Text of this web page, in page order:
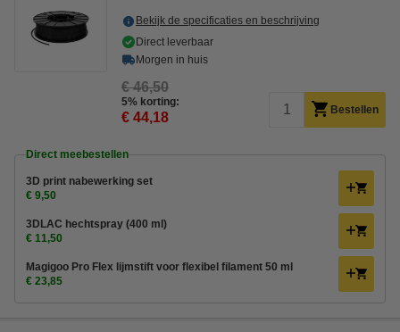
Bekijk de specificaties en beschrijving
Direct leverbaar
Morgen in huis
€ 46,50
5% korting:
€ 44,18 Bestellen
Direct meebestellen
3D print nabewerking set
€ 9,50
3DLAC hechtspray (400 ml)
€ 11,50
Magigoo Pro Flex lijmstift voor flexibel filament 50 ml
€ 23,85